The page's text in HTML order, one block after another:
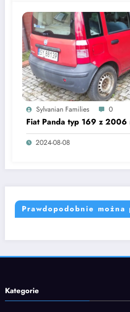
Sylvanian Families 0
Fiat Panda typ 169 z 2006
2024-08-08
Prawdopodobnie można
Kategorie